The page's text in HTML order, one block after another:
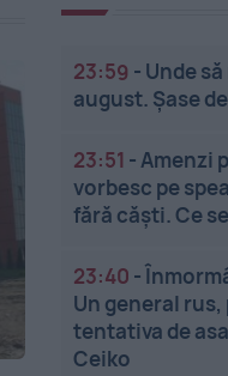
23:59 - Unde
august. Șase
23:51 -Amenzi
vorbesc pe
fără căști. Ce
23:40 -
Un general
tentativa de
Ceiko